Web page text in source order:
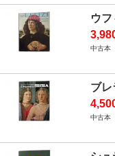
ウ
中古本
ブレ
中古本